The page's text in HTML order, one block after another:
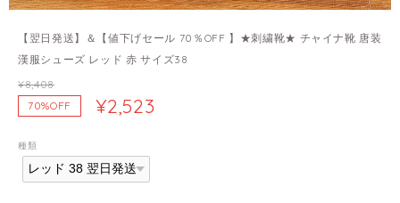
【翌日発送】＆【値下げセール 70％OFF 】★刺繍靴★ チャイナ靴 唐装
漢服シューズ レッド 赤 サイズ38
¥8,408
70%OFF
¥2,523
種類